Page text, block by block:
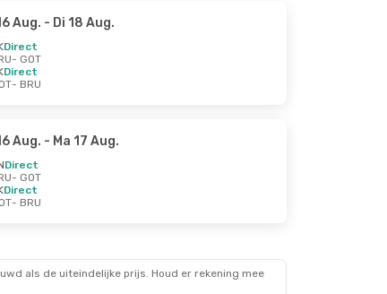
Aug. - Di 18 Aug.
Direct
- GOT
Direct
- BRU
Aug. - Ma 17 Aug.
Direct
- GOT
Direct
- BRU
als de uiteindelijke prijs. Houd er rekening mee